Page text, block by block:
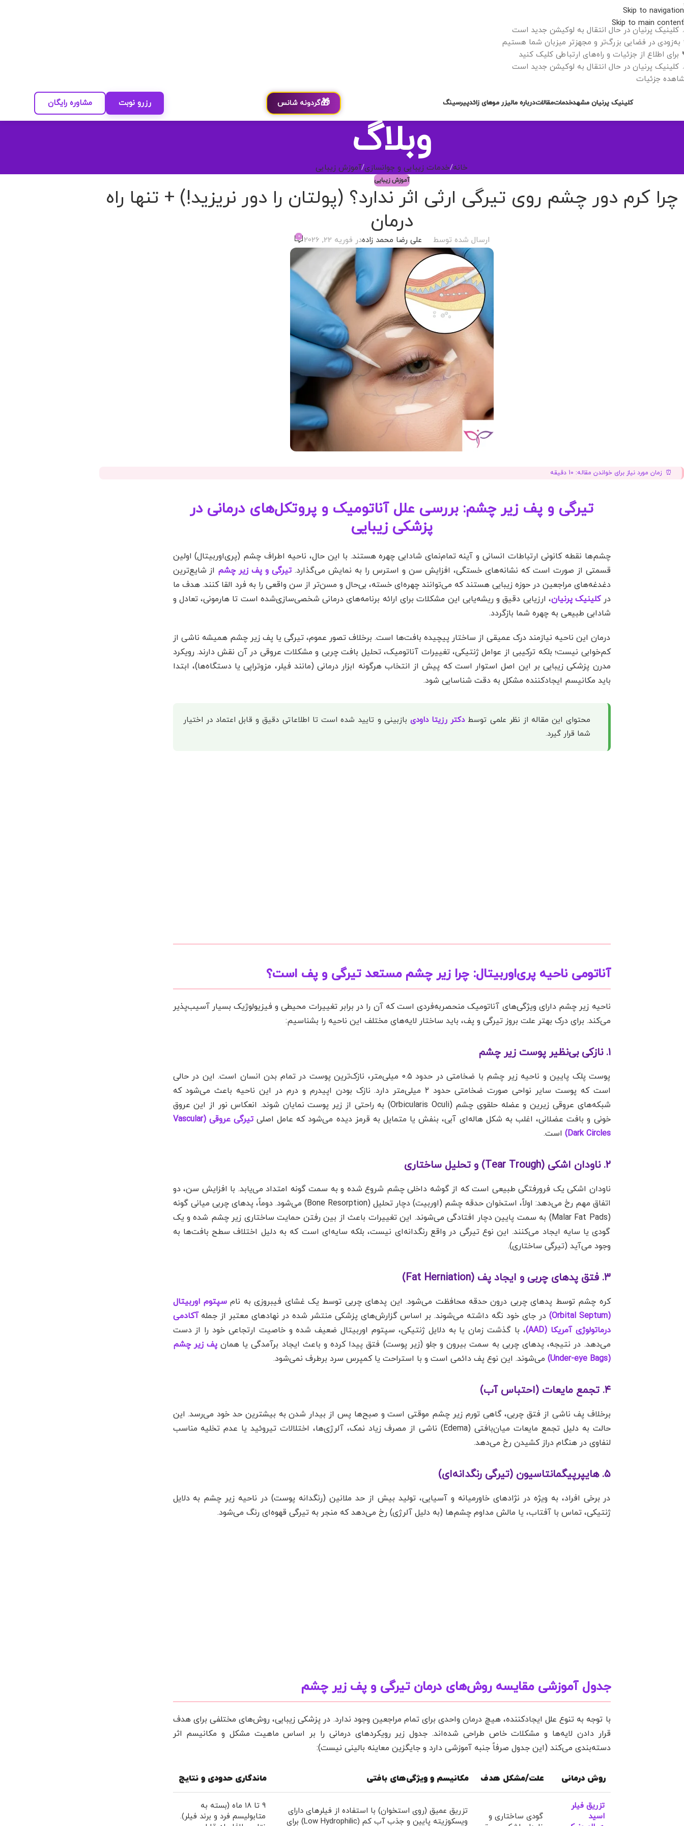
Skip to navigation
Skip to main content
کلینیک پرنیان در حال انتقال به لوکیشن جدید است
به‌زودی در فضایی بزرگ‌تر و مجهزتر میزبان شما هستیم
برای اطلاع از جزئیات و راه‌های ارتباطی کلیک کنید
کلینیک پرنیان در حال انتقال به لوکیشن جدید است
جزئیات
کلینیک پرنیان مشهدخدماتمقالاتدرباره مالیزر موهای زائدپیرسینگ 🎁گردونه شانس رزرو نوبت مشاوره رایگان
وبلاگ
خانه خدمات زیبایی و جوانسازی آموزش زیبایی
آموزش زیبایی
چرا کرم دور چشم روی تیرگی ارثی اثر ندارد؟ (پولتان را دور نریزید!) + تنها راه
درمان
ارسال شده توسط علی رضا محمد زادهدر فوریه 22, 2026 0
زمان مورد نیاز برای خواندن مقاله: 10 دقیقه
تیرگی و پف زیر چشم: بررسی علل آناتومیک و پروتکل‌های درمانی در
پزشکی زیبایی
چشم‌ها نقطه کانونی ارتباطات انسانی و آینه تمام‌نمای شادابی چهره هستند. با این حال، ناحیه اطراف چشم (پری‌اوربیتال) اولین
قسمتی از صورت است که نشانه‌های خستگی، افزایش سن و استرس را به نمایش می‌گذارد. تیرگی و پف زیر چشم از شایع‌ترین
دغدغه‌های مراجعین در حوزه زیبایی هستند که می‌توانند چهره‌ای خسته، بی‌حال و مسن‌تر از سن واقعی را به فرد القا کنند. هدف ما
درکلینیک پرنیان، ارزیابی دقیق و ریشه‌یابی این مشکلات برای ارائه برنامه‌های درمانی شخصی‌سازی‌شده است تا هارمونی، تعادل و
شادابی طبیعی به چهره شما بازگردد.
درمان این ناحیه نیازمند درک عمیقی از ساختار پیچیده بافت‌ها است. برخلاف تصور عموم، تیرگی یا پف زیر چشم همیشه ناشی از
کم‌خوابی نیست؛ بلکه ترکیبی از عوامل ژنتیکی، تغییرات آناتومیک، تحلیل بافت چربی و مشکلات عروقی در آن نقش دارند. رویکرد
مدرن پزشکی زیبایی بر این اصل استوار است که پیش از انتخاب هرگونه ابزار درمانی (مانند فیلر، مزوتراپی یا دستگاه‌ها)، ابتدا
باید مکانیسم ایجادکننده مشکل به دقت شناسایی شود.
محتوای این مقاله از نظر علمی توسطدکتر رزیتا داودی بازبینی و تایید شده است تا اطلاعاتی دقیق و قابل اعتماد در اختیار
شما قرار گیرد.
آناتومی ناحیه پری‌اوربیتال: چرا زیر چشم مستعد تیرگی و پف است؟
ناحیه زیر چشم دارای ویژگی‌های آناتومیک منحصربه‌فردی است که آن را در برابر تغییرات محیطی و فیزیولوژیک بسیار آسیب‌پذیر
می‌کند. برای درک بهتر علت بروز تیرگی و پف، باید ساختار لایه‌های مختلف این ناحیه را بشناسیم:
۱. نازکی بی‌نظیر پوست زیر چشم
پوست پلک پایین و ناحیه زیر چشم با ضخامتی در حدود ۰.۵ میلی‌متر، نازک‌ترین پوست در تمام بدن انسان است. این در حالی
است که پوست سایر نواحی صورت ضخامتی حدود ۲ میلی‌متر دارد. نازک بودن اپیدرم و درم در این ناحیه باعث می‌شود که
شبکه‌های عروقی زیرین و عضله حلقوی چشم (Orbicularis Oculi) به راحتی از زیر پوست نمایان شوند. انعکاس نور از این عروق
خونی و بافت عضلانی، اغلب به شکل هاله‌ای آبی، بنفش یا متمایل به قرمز دیده می‌شود که عامل اصلی
تیرگی عروقی (Vascular
Dark Circles) است.
۲. ناودان اشکی (Tear Trough) و تحلیل ساختاری
ناودان اشکی یک فرورفتگی طبیعی است که از گوشه داخلی چشم شروع شده و به سمت گونه امتداد می‌یابد. با افزایش سن، دو
اتفاق مهم رخ می‌دهد: اولاً، استخوان حدقه چشم (اوربیت) دچار تحلیل (Bone Resorption) می‌شود. دوماً، پدهای چربی میانی گونه
(Malar Fat Pads) به سمت پایین دچار افتادگی می‌شوند. این تغییرات باعث از بین رفتن حمایت ساختاری زیر چشم شده و یک
گودی یا سایه ایجاد می‌کنند. این نوع تیرگی در واقع رنگدانه‌ای نیست، بلکه سایه‌ای است که به دلیل اختلاف سطح بافت‌ها به
وجود می‌آید (تیرگی ساختاری).
۳. فتق پدهای چربی و ایجاد پف (Fat Herniation)
کره چشم توسط پدهای چربی درون حدقه محافظت می‌شود. این پدهای چربی توسط یک غشای فیبروزی به نامسپتوم اوربیتال
(Orbital Septum)
در جای خود نگه داشته می‌شوند. بر اساس گزارش‌های پزشکی منتشر شده در نهادهای معتبر از جملهآکادمی
درماتولوژی آمریکا (AAD)
، با گذشت زمان یا به دلایل ژنتیکی، سپتوم اوربیتال ضعیف شده و خاصیت ارتجاعی خود را از دست
می‌دهد. در نتیجه، پدهای چربی به سمت بیرون و جلو (زیر پوست) فتق پیدا کرده و باعث ایجاد برآمدگی یا همانپف زیر چشم
(Under-eye Bags)
می‌شوند. این نوع پف دائمی است و با استراحت یا کمپرس سرد برطرف نمی‌شود.
۴. تجمع مایعات (احتباس آب)
برخلاف پف ناشی از فتق چربی، گاهی تورم زیر چشم موقتی است و صبح‌ها پس از بیدار شدن به بیشترین حد خود می‌رسد. این
حالت به دلیل تجمع مایعات میان‌بافتی (Edema) ناشی از مصرف زیاد نمک، آلرژی‌ها، اختلالات تیروئید یا عدم تخلیه مناسب
لنفاوی در هنگام دراز کشیدن رخ می‌دهد.
۵. هایپرپیگمانتاسیون (تیرگی رنگدانه‌ای)
در برخی افراد، به ویژه در نژادهای خاورمیانه و آسیایی، تولید بیش از حد ملانین (رنگدانه پوست) در ناحیه زیر چشم به دلایل
ژنتیکی، تماس با آفتاب، یا مالش مداوم چشم‌ها (به دلیل آلرژی) رخ می‌دهد که منجر به تیرگی قهوه‌ای رنگ می‌شود.
جدول آموزشی مقایسه روش‌های درمان تیرگی و پف زیر چشم
با توجه به تنوع علل ایجادکننده، هیچ درمان واحدی برای تمام مراجعین وجود ندارد. در پزشکی زیبایی، روش‌های مختلفی برای هدف
قرار دادن لایه‌ها و مشکلات خاص طراحی شده‌اند. جدول زیر رویکردهای درمانی را بر اساس ماهیت مشکل و مکانیسم اثر
دسته‌بندی می‌کند (این جدول صرفاً جنبه آموزشی دارد و جایگزین معاینه بالینی نیست):
روش درمانی علت/مشکل هدف مکانیسم و ویژگی‌های بافتی ماندگاری حدودی و نتایج
تزریق فیلر
اسید
گودی ساختاری و
تزریق عمیق (روی استخوان) با استفاده از فیلرهای دارای
ویسکوزیته پایین و جذب آب کم (Low Hydrophilic) برای
۹ تا ۱۸ ماه (بسته به
متابولیسم فرد و برند فیلر).